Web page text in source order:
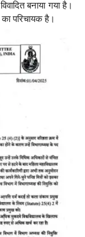
बनाया गया है।
परिचायक है।